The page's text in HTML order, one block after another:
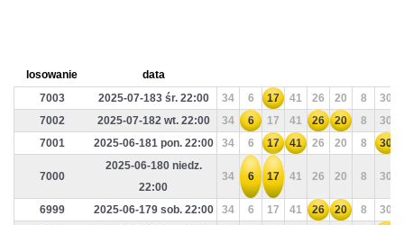
losowanie
data
7003
2025-07-183 śr. 22:00 34 6 17 41 26 20 8 30
7002
2025-07-182 wt. 22:00 34 6 17 41 26 20 8 30
7001
2025-06-181 pon. 22:00 34 6 17 41 26 20 8 30
7000
2025-06-180 niedz.
22:00
34 6 17 41 26 20 8 30
6999 2025-06-179 sob. 22:00 34 6 17 41 26 20 8 30